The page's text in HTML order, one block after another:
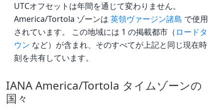
UTCオフセットは年間を通じて変わりません。
America/Tortola ゾーンは 英領ヴァージン諸島 で使用
されています。 この地域には 1 の掲載都市（ ロードタ
ウン など）が含まれ、そのすべてが上記と同じ現在時
刻を共有しています。
IANA America/Tortola タイムゾーンの
国々